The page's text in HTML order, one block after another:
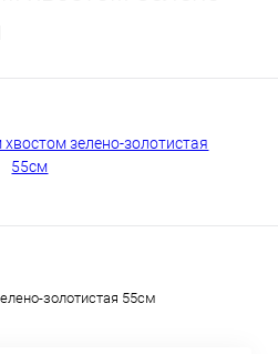
золотистая 55см